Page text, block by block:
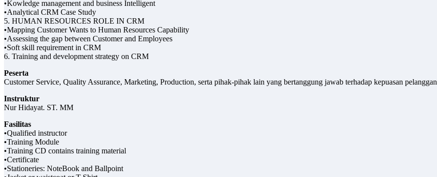
•Kowledge management and business Intelligent
•Analytical CRM Case Study
5. HUMAN RESOURCES ROLE IN CRM
•Mapping Customer Wants to Human Resources Capability
•Assessing the gap between Customer and Employees
•Soft skill requirement in CRM
6. Training and development strategy on CRM
Peserta
Customer Service, Quality Assurance, Marketing, Production, serta pihak-pihak lain yang bertanggung jawab terhadap kepuasan pelanggan
Instruktur
Nur Hidayat. ST. MM
Fasilitas
•Qualified instructor
•Training Module
•Training CD contains training material
•Certificate
•Stationeries: NoteBook and Ballpoint